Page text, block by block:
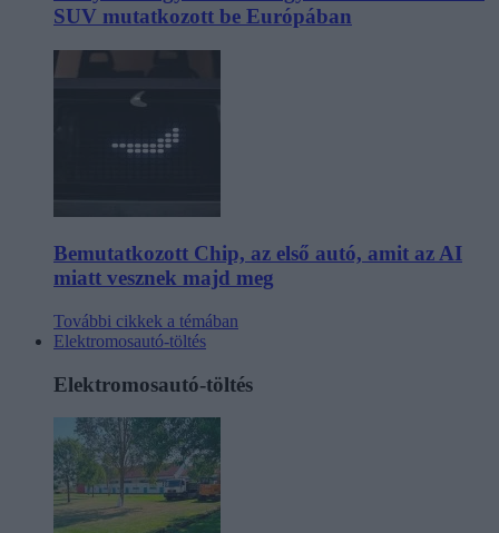
SUV mutatkozott be Európában
Bemutatkozott Chip, az első autó, amit az AI
miatt vesznek majd meg
További cikkek a témában
Elektromosautó-töltés
Elektromosautó-töltés